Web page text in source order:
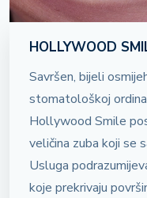
HOLLYWOOD
Savršen, bijeli
stomatološkoj
Hollywood Smile
veličina zuba koji se
Usluga
koje prekrivaju